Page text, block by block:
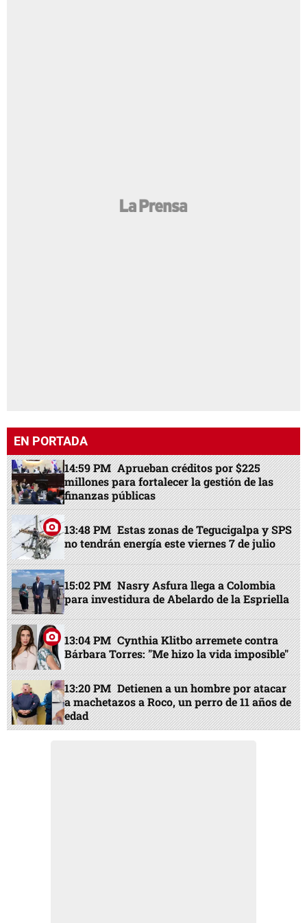
EN PORTADA
14:59 PM Aprueban créditos por $225
millones para fortalecer la gestión de las
finanzas públicas
13:48 PM Estas zonas de Tegucigalpa y SPS
no tendrán energía este viernes 7 de julio
15:02 PM Nasry Asfura llega a Colombia
para investidura de Abelardo de la Espriella
13:04 PM Cynthia Klitbo arremete contra
Bárbara Torres: "Me hizo la vida imposible"
13:20 PM Detienen a un hombre por atacar
a machetazos a Roco, un perro de 11 años de
edad